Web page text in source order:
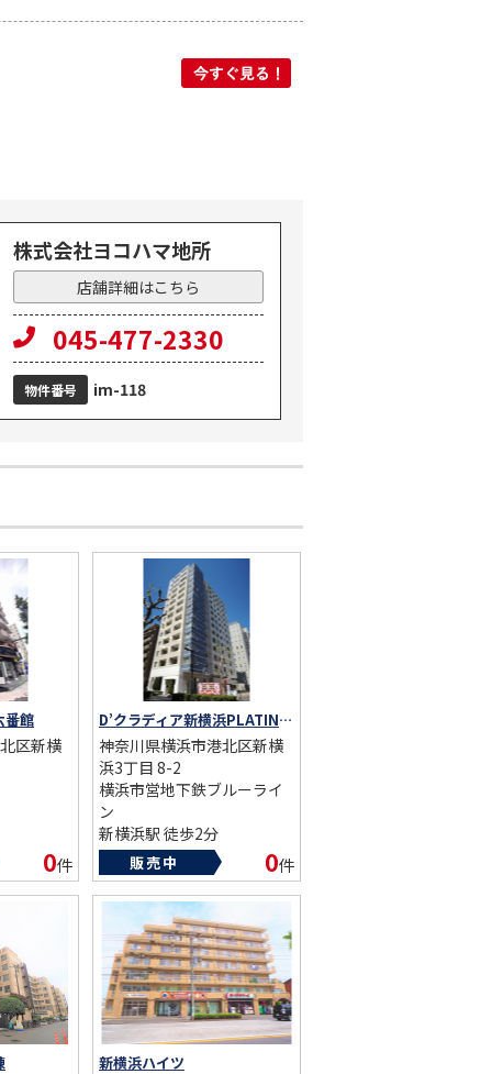
ョン
株式会社ヨコハマ地所
店舗詳細はこちら
045-477-2330
物件番号 im-118
番館
区新横
0件
D’クラディア新横浜PLATINUM SOLID
神奈川県横浜市港北区新横
浜3丁目 8-2
横浜市営地下鉄ブルーライ
ン
新横浜駅 徒歩2分
総戸数：68戸
築年数：2007年
販売中 0件
新横浜ハイツ